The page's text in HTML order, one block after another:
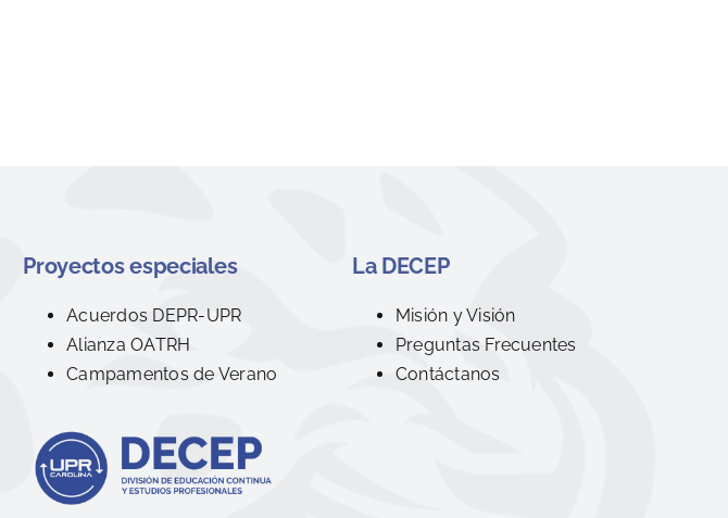
Proyectos especiales
Acuerdos DEPR-UPR
Alianza OATRH
Campamentos de Verano
La DECEP
Misión y Visión
Preguntas Frecuentes
Contáctanos